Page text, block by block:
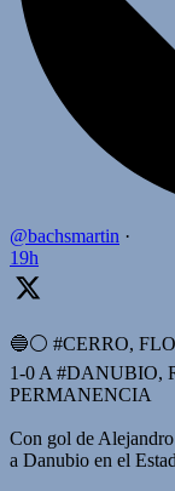
@bachsmartin ·
19h
🔵⚪️ #CERRO,
1-0 A #DANUBIO,
PERMANENCIA
Con gol de
a Danubio en el